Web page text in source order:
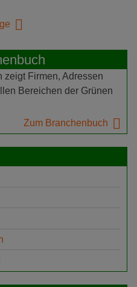
zeigt Firmen, Adressen
Bereichen der Grünen
Zum Branchenbuch